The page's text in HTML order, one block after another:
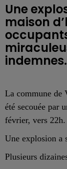
Une
maison
indemnes.
La commune de
été secouée par
février, vers 22h.
Une explosion a
Plusieurs